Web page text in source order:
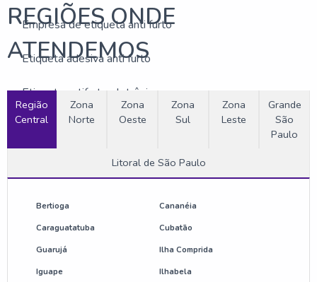
Empresa de etiqueta anti furto
Etiqueta adesiva anti furto
Etiqueta antifurto eletrônica
Etiquetas rígidas antifurto
Fornecedor de antena antifurto
Onde comprar antena antifurto
REGIÕES ONDE
ATENDEMOS
Região
Central
Zona
Norte
Zona
Oeste
Zona
Sul
Zona
Leste
Grande
São
Paulo
Litoral de São Paulo
Bertioga Cananéia
Caraguatatuba Cubatão
Guarujá Ilha Comprida
Iguape Ilhabela